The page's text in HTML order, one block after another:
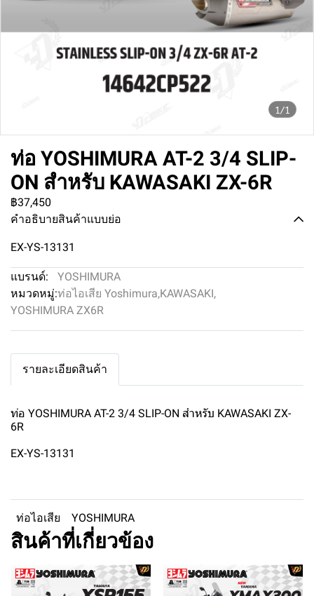
1/1
ท่อ YOSHIMURA AT-2 3/4 SLIP-
ON สำหรับ KAWASAKI ZX-6R
฿37,450
คำอธิบายสินค้าแบบย่อ
EX-YS-13131
แบรนด์:
YOSHIMURA
หมวดหมู่:ท่อไอเสีย Yoshimura,KAWASAKI,
YOSHIMURA ZX6R
รายละเอียดสินค้า
ท่อ YOSHIMURA AT-2 3/4 SLIP-ON สำหรับ KAWASAKI ZX-
6R
EX-YS-13131
ท่อไอเสีย YOSHIMURA
สินค้าที่เกี่ยวข้อง